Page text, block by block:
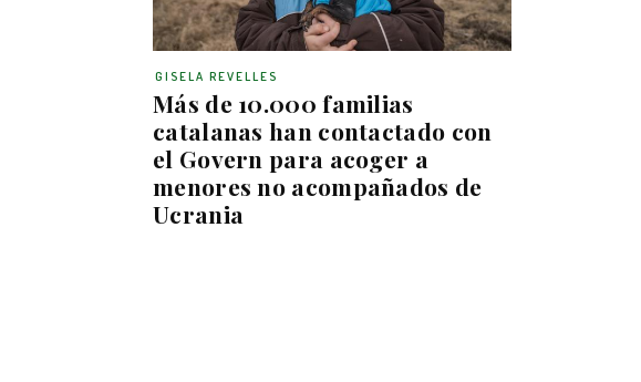
Más de 10.000 familias
catalanas han contactado con
el Govern para acoger a
menores no acompañados de
Ucrania
GISELA REVELLES